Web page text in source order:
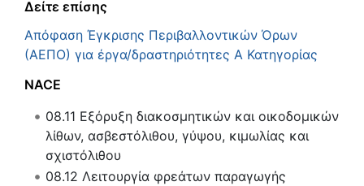
Δείτε επίσης
Απόφαση Έγκρισης Περιβαλλοντικών Όρων
(ΑΕΠΟ) για έργα/δραστηριότητες Α Κατηγορίας
NACE
08.11 Εξόρυξη διακοσμητικών και οικοδομικών
λίθων, ασβεστόλιθου, γύψου, κιμωλίας και
σχιστόλιθου
08.12 Λειτουργία φρεάτων παραγωγής